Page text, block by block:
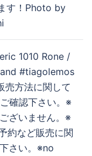
す！Photo by
1010 Rone /
#tiagolemos
方法に関して
確認下さい。※
ざいません。※
約など販売に関
さい。※no